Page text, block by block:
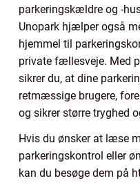
parkeringskældre og -
Unopark hjælper også
hjemmel til
private fællesveje. Med
sikrer du, at dine
retmæssige brugere,
og sikrer større tryghed
Hvis du ønsker at læse
parkeringskontrol eller
kan du besøge dem på